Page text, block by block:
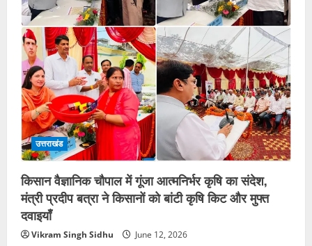
उत्तराखंड
किसान वैज्ञानिक चौपाल में गूंजा आत्मनिर्भर कृषि का संदेश,
मंत्री प्रदीप बत्रा ने किसानों को बांटी कृषि किट और मुफ्त
दवाइयाँ
Vikram Singh Sidhu June 12, 2026